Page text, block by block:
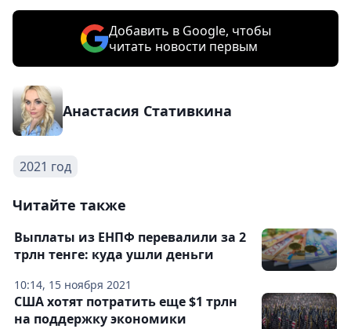
Добавить в Google, чтобы
читать новости первым
Анастасия Стативкина
2021 год
Читайте также
10:14, 15 ноября 2021
Выплаты из ЕНПФ перевалили за 2
трлн тенге: куда ушли деньги
США хотят потратить еще $1 трлн
на поддержку экономики